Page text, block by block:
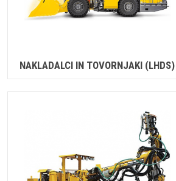
NAKLADALCI IN TOVORNJAKI (LHDS)